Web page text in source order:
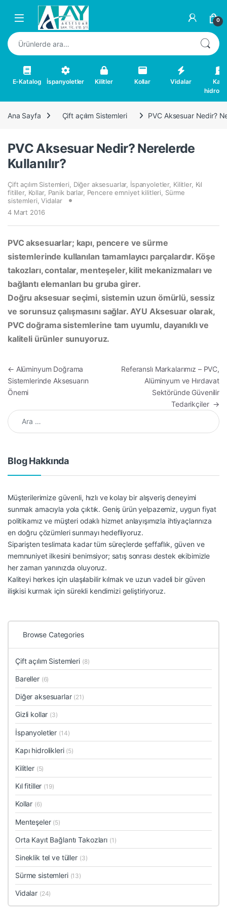
Skip to navigation
Skip to content
0
Ara:
E-Katalog İspanyoletler Kilitler Kollar Vidalar
Kapı
Ana Sayfa Çift açılım Sistemleri PVC Aksesuar Nedir?
PVC Aksesuar Nedir? Nerelerde
Kullanılır?
Çift açılım Sistemleri Diğer aksesuarlar, İspanyoletler, Kilitler, Kıl
fitiller, Kollar, Panik barlar, Pencere emniyet kilitleri
Sürme
sistemleri ,Vidalar
4 Mart 2016
PVC aksesuarlar; kapı, pencere ve sürme
sistemlerinde kullanılan tamamlayıcı parçalardır. Köşe
takozları, contalar, menteşeler, kilit mekanizmaları ve
bağlantı elemanları bu gruba girer.
Doğru aksesuar seçimi, sistemin uzun ömürlü, sessiz
ve sorunsuz çalışmasını sağlar. AYU Aksesuar olarak,
PVC doğrama sistemlerine tam uyumlu, dayanıklı ve
kaliteli ürünler sunuyoruz.
Yazı gezinmesi
← Alüminyum Doğrama
Sistemlerinde Aksesuarın
Önemi
Referanslı Markalarımız – PVC,
Alüminyum ve Hırdavat
Sektöründe Güvenilir
Tedarikçiler →
Arama:
Blog Hakkında
Müşterilerimize güvenli, hızlı ve kolay bir alışveriş deneyimi
sunmak amacıyla yola çıktık. Geniş ürün yelpazemiz, uygun fiyat
politikamız ve müşteri odaklı hizmet anlayışımızla ihtiyaçlarınıza
en doğru çözümleri sunmayı hedefliyoruz.
Siparişten teslimata kadar tüm süreçlerde şeffaflık, güven ve
memnuniyet ilkesini benimsiyor; satış sonrası destek ekibimizle
her zaman yanınızda oluyoruz.
Kaliteyi herkes için ulaşılabilir kılmak ve uzun vadeli bir güven
ilişkisi kurmak için sürekli kendimizi geliştiriyoruz.
Browse Categories
Çift açılım Sistemleri (8)
Bareller (6)
Diğer aksesuarlar (21)
Gizli kollar (3)
İspanyoletler (14)
Kapı hidrolikleri (5)
Kilitler (5)
Kıl fitiller (19)
Kollar (6)
Menteşeler (5)
Orta Kayıt Bağlantı Takozları (1)
Sineklik tel ve tüller (3)
Sürme sistemleri (13)
Vidalar (24)